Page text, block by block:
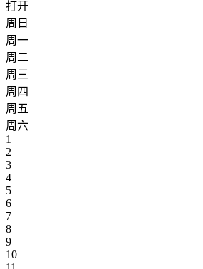
打开
周日
周一
周二
周三
周四
周五
周六
1
2
3
4
5
6
7
8
9
10